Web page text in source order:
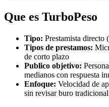
Que es TurboPeso
Tipo: Prestamista directo
Tipos de prestamos:
de corto plazo
Publico objetivo:
medianos con respuesta
Enfoque: Velocidad de
sin revisar buro tradicional